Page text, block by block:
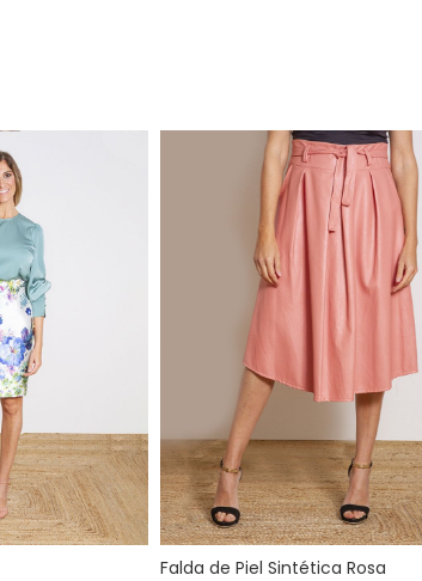
Falda de Piel Sintética Rosa